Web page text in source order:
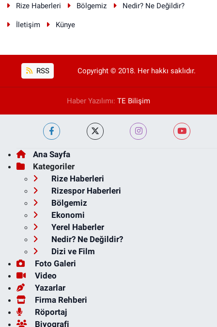
Rize Haberleri Bölgemiz Nedir? Ne Değildir?
İletişim Künye
RSS Copyright © 2018. Her hakkı saklıdır.
Haber Yazılımı: TE Bilişim
Ana Sayfa
Kategoriler
Rize Haberleri
Rizespor Haberleri
Bölgemiz
Ekonomi
Yerel Haberler
Nedir? Ne Değildir?
Dizi ve Film
Foto Galeri
Video
Yazarlar
Firma Rehberi
Röportaj
Biyografi